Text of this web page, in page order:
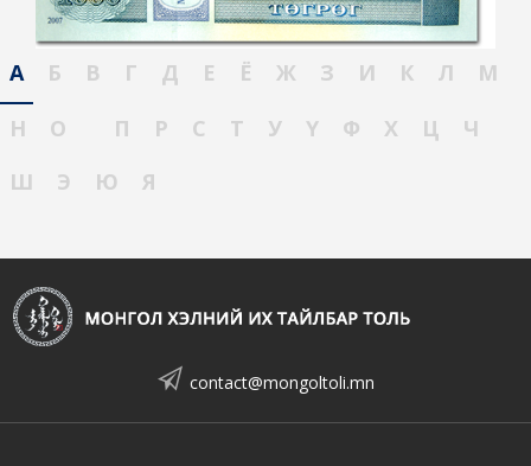
А Б В Г Д Е Ё Ж З И К Л
М
Н
О П Р С Т У Ү Ф Х Ц
Ч
Ш
Э Ю Я
contact@mongoltoli.mn